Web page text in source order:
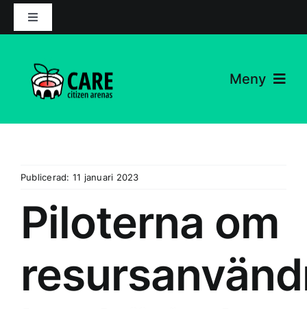
Växla
navigering
Meny
Projektet
Resurser
Kontakta
Publicerad: 11 januari 2023
Piloterna om